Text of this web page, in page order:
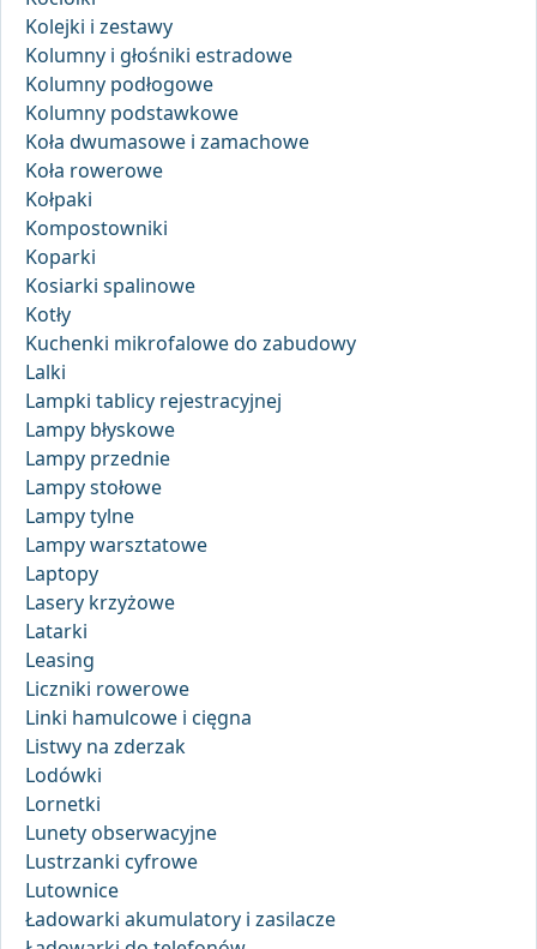
Kolejki i zestawy
Kolumny i głośniki estradowe
Kolumny podłogowe
Kolumny podstawkowe
Koła dwumasowe i zamachowe
Koła rowerowe
Kołpaki
Kompostowniki
Koparki
Kosiarki spalinowe
Kotły
Kuchenki mikrofalowe do zabudowy
Lalki
Lampki tablicy rejestracyjnej
Lampy błyskowe
Lampy przednie
Lampy stołowe
Lampy tylne
Lampy warsztatowe
Laptopy
Lasery krzyżowe
Latarki
Leasing
Liczniki rowerowe
Linki hamulcowe i cięgna
Listwy na zderzak
Lodówki
Lornetki
Lunety obserwacyjne
Lustrzanki cyfrowe
Lutownice
Ładowarki akumulatory i zasilacze